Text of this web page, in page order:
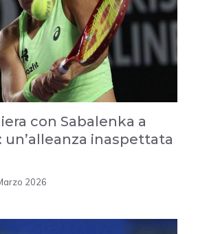
con Sabalenka a
un’alleanza inaspettata
2026